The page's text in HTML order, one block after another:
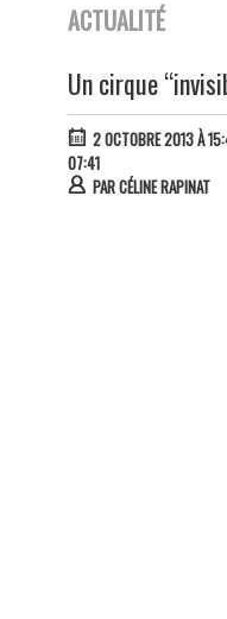
ACTUALITÉ
Un cirque
2 OCTOBRE 2013 À
07:41
PARCÉLINE RAPINAT